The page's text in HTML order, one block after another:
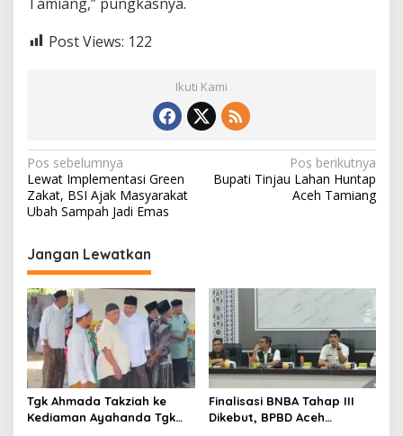
Post Views: 122
Ikuti Kami
N
a
v
i
g
a
s
i
p
o
s
Pos sebelumnya
Lewat Implementasi Green
Zakat, BSI Ajak Masyarakat
Ubah Sampah Jadi Emas
Pos berikutnya
Bupati Tinjau Lahan Huntap
Aceh Tamiang
Jangan Lewatkan
Tgk Ahmada Takziah ke
Kediaman Ayahanda Tgk
Finalisasi BNBA Tahap III
Dikebut, BPBD Aceh